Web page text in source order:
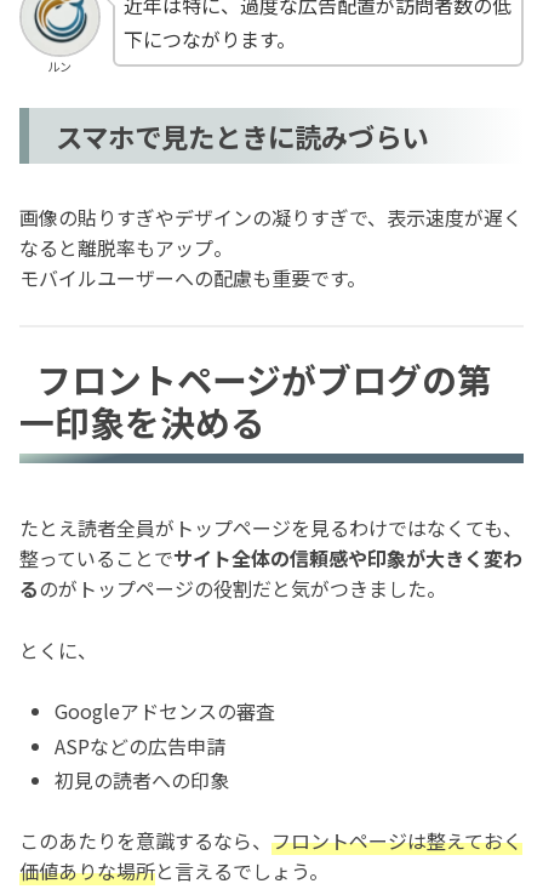
ルン
下につながります。
スマホで見たときに読みづらい
画像の貼りすぎやデザインの凝りすぎで、表示速度が遅く
なると離脱率もアップ。
モバイルユーザーへの配慮も重要です。
フロントページがブログの第
一印象を決める
たとえ読者全員がトップページを見るわけではなくても、
整っていることでサイト全体の信頼感や印象が大きく変わ
るのがトップページの役割だと気がつきました。
とくに、
Googleアドセンスの審査
ASPなどの広告申請
初見の読者への印象
このあたりを意識するなら、 フロントページは整えておく
価値ありな場所と言えるでしょう。